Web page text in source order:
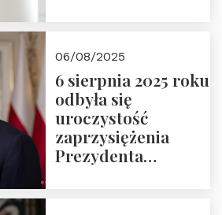
06/08/2025
6 sierpnia 2025 roku
odbyła się
uroczystość
zaprzysiężenia
Prezydenta